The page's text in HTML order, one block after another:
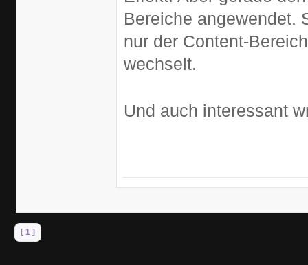
Bereiche angewendet.
nur der Content-
wechselt.
Und auch interessant
[ 1 ]